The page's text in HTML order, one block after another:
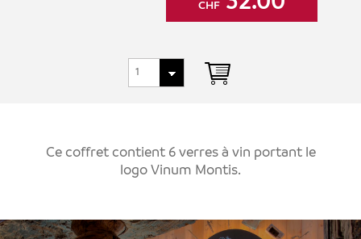
CHF
Ce coffret contient 6 verres à vin portant le
logo Vinum Montis.